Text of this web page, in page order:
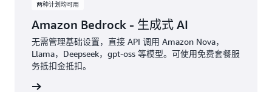
两种计划均可用
Amazon Bedrock - 生成式 AI
无需管理基础设置，直接 API 调用 Amazon Nova，
Llama，Deepseek，gpt-oss 等模型。可使用免费套餐服
务抵扣金抵扣。